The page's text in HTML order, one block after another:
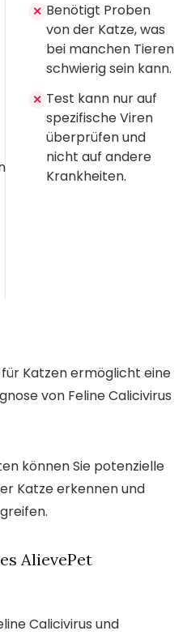
✕ Benötigt Proben
von der Katze, was
bei manchen Tieren
schwierig sein kann.
✕ Test kann nur auf
spezifische Viren
überprüfen und
nicht auf andere
Krankheiten.
Katzen ermöglicht eine
von Feline Calicivirus
können Sie potenzielle
Katze erkennen und
AlievePet
Calicivirus und